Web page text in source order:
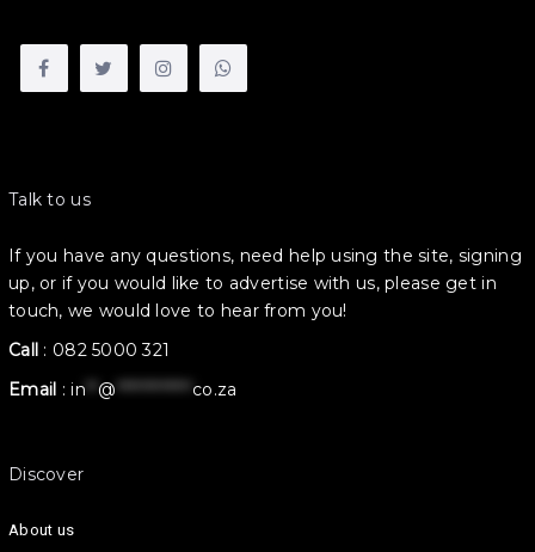
Talk to us
If you have any questions, need help using the site, signing
up, or if you would like to advertise with us, please get in
touch, we would love to hear from you!
Call : 082 5000 321
Email :in ** @ ************ co.za
Discover
About us